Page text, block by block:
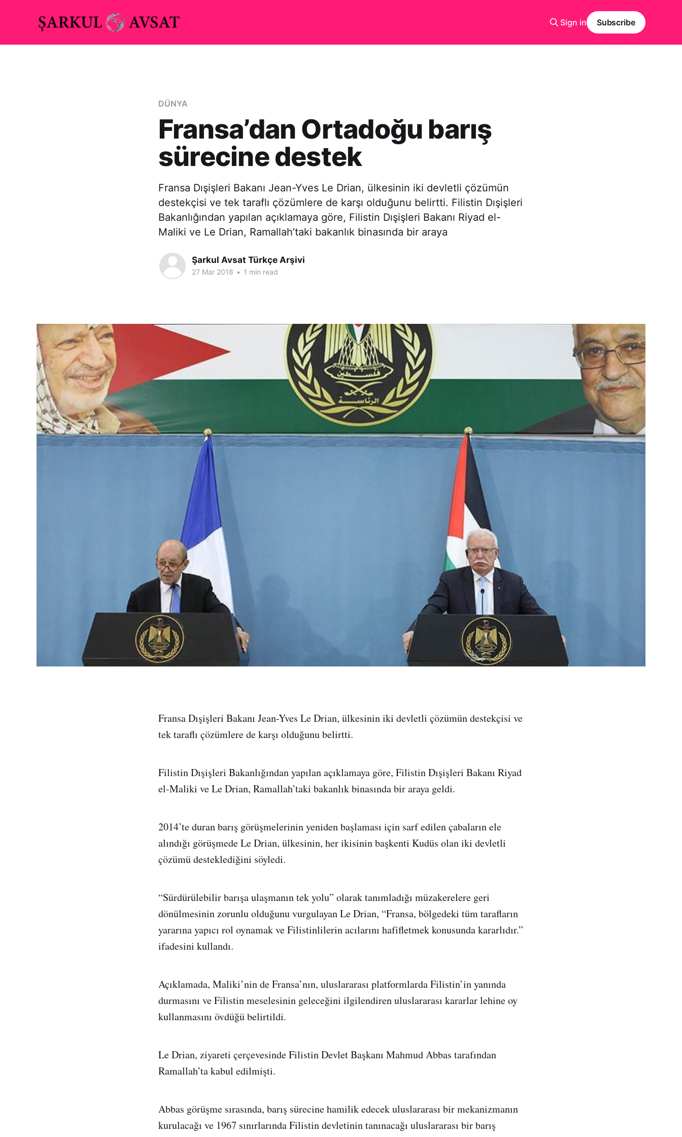
Sign in Subscribe
DÜNYA
Fransa’dan Ortadoğu barış
sürecine destek
Fransa Dışişleri Bakanı Jean-Yves Le Drian, ülkesinin iki devletli çözümün
destekçisi ve tek taraflı çözümlere de karşı olduğunu belirtti. Filistin Dışişleri
Bakanlığından yapılan açıklamaya göre, Filistin Dışişleri Bakanı Riyad el-
Maliki ve Le Drian, Ramallah’taki bakanlık binasında bir araya
Şarkul Avsat Türkçe Arşivi
27 Mar 2018 • 1 min read
Fransa Dışişleri Bakanı Jean-Yves Le Drian, ülkesinin iki devletli çözümün destekçisi ve
tek taraflı çözümlere de karşı olduğunu belirtti.
Filistin Dışişleri Bakanlığından yapılan açıklamaya göre, Filistin Dışişleri Bakanı Riyad
el-Maliki ve Le Drian, Ramallah’taki bakanlık binasında bir araya geldi.
2014’te duran barış görüşmelerinin yeniden başlaması için sarf edilen çabaların ele
alındığı görüşmede Le Drian, ülkesinin, her ikisinin başkenti Kudüs olan iki devletli
çözümü desteklediğini söyledi.
“Sürdürülebilir barışa ulaşmanın tek yolu” olarak tanımladığı müzakerelere geri
dönülmesinin zorunlu olduğunu vurgulayan Le Drian, “Fransa, bölgedeki tüm tarafların
yararına yapıcı rol oynamak ve Filistinlilerin acılarını hafifletmek konusunda kararlıdır.”
ifadesini kullandı.
Açıklamada, Maliki’nin de Fransa’nın, uluslararası platformlarda Filistin’in yanında
durmasını ve Filistin meselesinin geleceğini ilgilendiren uluslararası kararlar lehine oy
kullanmasını övdüğü belirtildi.
Le Drian, ziyareti çerçevesinde Filistin Devlet Başkanı Mahmud Abbas tarafından
Ramallah’ta kabul edilmişti.
Abbas görüşme sırasında, barış sürecine hamilik edecek uluslararası bir mekanizmanın
kurulacağı ve 1967 sınırlarında Filistin devletinin tanınacağı uluslararası bir barış